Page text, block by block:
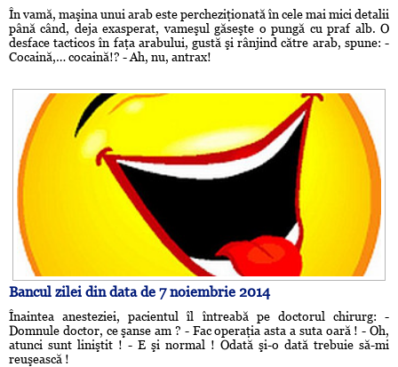
În vamă, maşina unui arab este percheziţionată în cele mai mici detalii
până când, deja exasperat, vameşul găseşte o pungă cu praf alb. O
desface tacticos în faţa arabului, gustă şi rânjind către arab, spune: -
Cocaină,… cocaină!? - Ah, nu, antrax!
Bancul zilei din data de 7 noiembrie 2014
Înaintea anesteziei, pacientul îl întreabă pe doctorul chirurg: -
Domnule doctor, ce şanse am ? - Fac operaţia asta a suta oară ! - Oh,
atunci sunt liniştit ! - E şi normal ! Odată şi-o dată trebuie să-mi
reuşească !